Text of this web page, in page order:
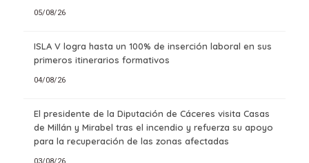
05/08/26
ISLA V logra hasta un 100% de inserción laboral en sus
primeros itinerarios formativos
04/08/26
El presidente de la Diputación de Cáceres visita Casas
de Millán y Mirabel tras el incendio y refuerza su apoyo
para la recuperación de las zonas afectadas
03/08/26